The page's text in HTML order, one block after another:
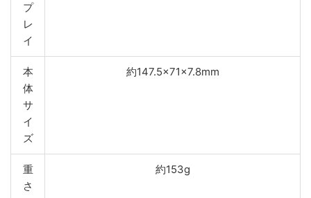
プ
レ
イ
本
体
サ
イ
ズ
約147.5×71×7.8mm
重
さ
約153g